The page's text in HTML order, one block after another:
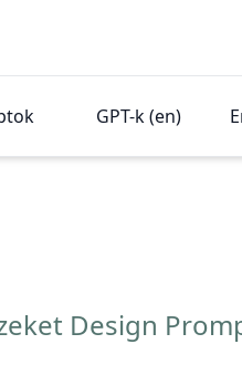
GPT-k (en)
Design